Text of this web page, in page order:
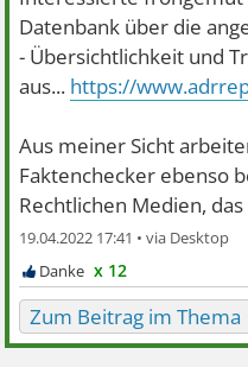
Datenbank über die
- Übersichtlichkeit und
aus... https://
Aus meiner Sicht
Faktenchecker ebenso
Rechtlichen Medien, das
19.04.2022 17:41 •
x 12
Zum Beitrag im Thema